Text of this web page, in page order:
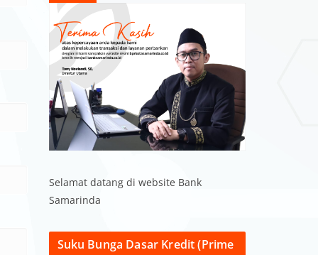
Selamat datang di website Bank
Samarinda
Suku Bunga Dasar Kredit (Prime